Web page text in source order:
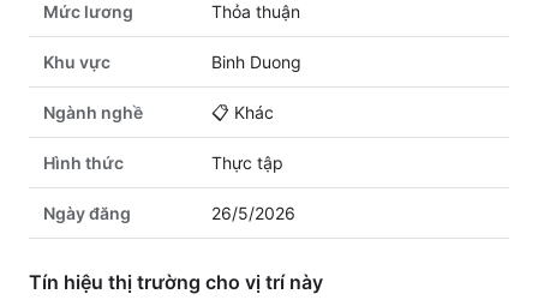
Mức lương Thỏa thuận
Khu vực Binh Duong
Ngành nghề 📋 Khác
Hình thức Thực tập
Ngày đăng 26/5/2026
Tín hiệu thị trường cho vị trí này